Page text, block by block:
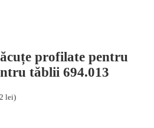
profilate pentru
tăblii 694.013
lei)